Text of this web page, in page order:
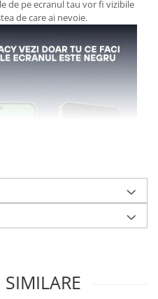
de pe ecranul tau vor fi vizibile
de care ai nevoie.
SIMILARE